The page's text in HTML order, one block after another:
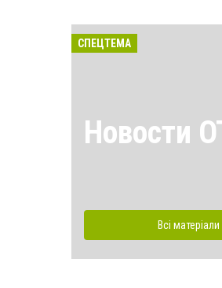
СПЕЦТЕМА
Новости
Всі матеріали